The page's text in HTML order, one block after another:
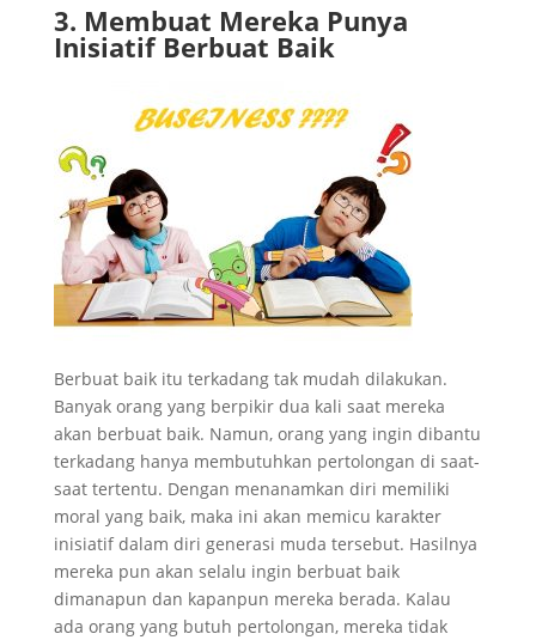
3. Membuat Mereka Punya
Inisiatif Berbuat Baik
Berbuat baik itu terkadang tak mudah dilakukan.
Banyak orang yang berpikir dua kali saat mereka
akan berbuat baik. Namun, orang yang ingin dibantu
terkadang hanya membutuhkan pertolongan di saat-
saat tertentu. Dengan menanamkan diri memiliki
moral yang baik, maka ini akan memicu karakter
inisiatif dalam diri generasi muda tersebut. Hasilnya
mereka pun akan selalu ingin berbuat baik
dimanapun dan kapanpun mereka berada. Kalau
ada orang yang butuh pertolongan, mereka tidak